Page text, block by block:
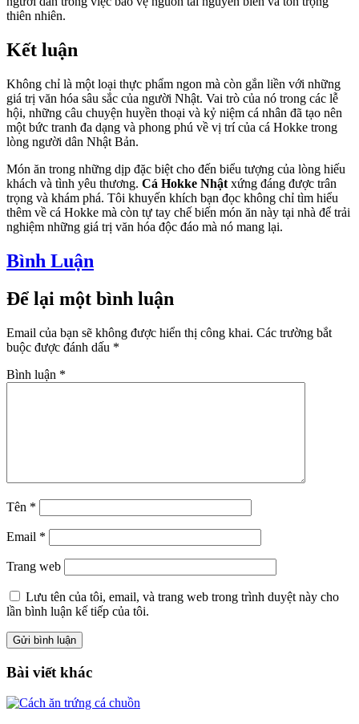
thiên nhiên.
Kết luận
Không chỉ là một loại thực phẩm ngon mà còn gắn liền với những
giá trị văn hóa sâu sắc của người Nhật. Vai trò của nó trong các lễ
hội, những câu chuyện huyền thoại và kỷ niệm cá nhân đã tạo nên
một bức tranh đa dạng và phong phú về vị trí của cá Hokke trong
lòng người dân Nhật Bản.
Món ăn trong những dịp đặc biệt cho đến biểu tượng của lòng hiếu
khách và tình yêu thương. Cá Hokke Nhật xứng đáng được trân
trọng và khám phá. Tôi khuyến khích bạn đọc không chỉ tìm hiểu
thêm về cá Hokke mà còn tự tay chế biến món ăn này tại nhà để trải
nghiệm những giá trị văn hóa độc đáo mà nó mang lại.
Bình Luận
Để lại một bình luận
Email của bạn sẽ không được hiển thị công khai. Các trường bắt
buộc được đánh dấu *
Bình luận *
Tên *
Email *
Trang web
Lưu tên của tôi, email, và trang web trong trình duyệt này cho
lần bình luận kế tiếp của tôi.
Bài viết khác